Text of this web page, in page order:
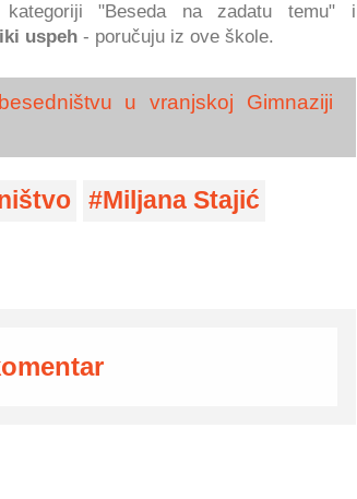
"Beseda na zadatu temu" i
uspeh - poručuju iz ove škole.
u vranjskoj Gimnaziji
Miljana Stajić